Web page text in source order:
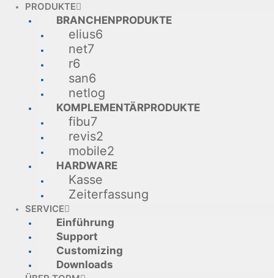
PRODUKTE
BRANCHENPRODUKTE
elius6
net7
r6
san6
netlog
KOMPLEMENTÄRPRODUKTE
fibu7
revis2
mobile2
HARDWARE
Kasse
Zeiterfassung
SERVICE
Einführung
Support
Customizing
Downloads